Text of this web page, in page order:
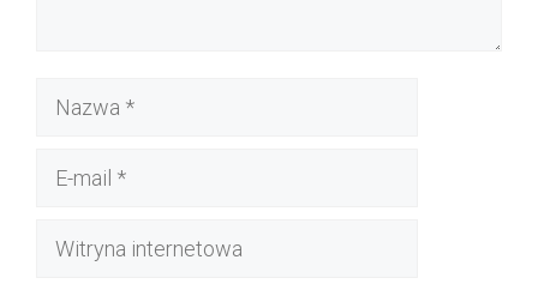
Nazwa
Witryna